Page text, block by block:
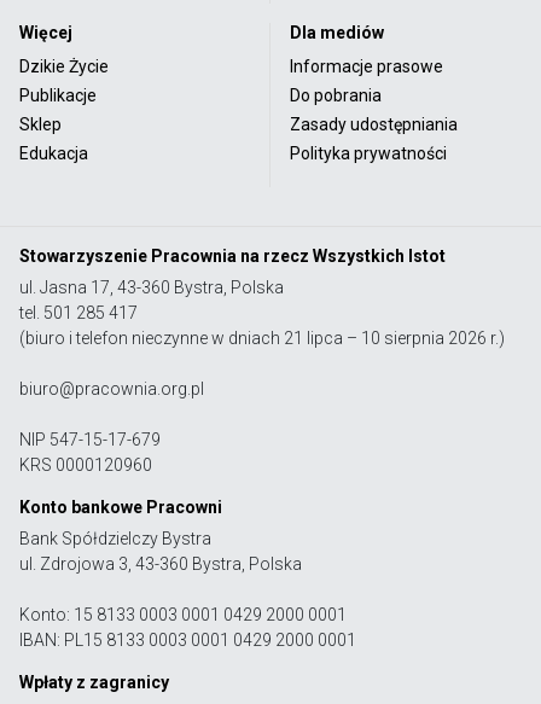
Więcej
Dzikie Życie
Publikacje
Sklep
Edukacja
Dla mediów
Informacje prasowe
Do pobrania
Zasady udostępniania
Polityka prywatności
Stowarzyszenie Pracownia na rzecz Wszystkich Istot
ul. Jasna 17, 43-360 Bystra, Polska
tel. 501 285 417
(biuro i telefon nieczynne w dniach 21 lipca – 10 sierpnia 2026 r.)
biuro@pracownia.org.pl
NIP 547-15-17-679
KRS 0000120960
Konto bankowe Pracowni
Bank Spółdzielczy Bystra
ul. Zdrojowa 3, 43-360 Bystra, Polska
Konto: 15 8133 0003 0001 0429 2000 0001
IBAN: PL15 8133 0003 0001 0429 2000 0001
Wpłaty z zagranicy